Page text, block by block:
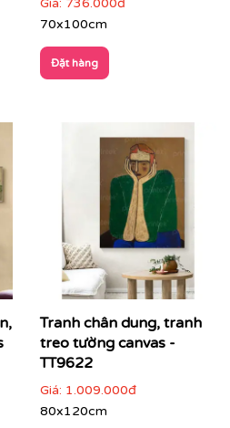
màu liên kết với nội thất(sofa,
bộ tranh để tạo ấn tượng
giản để tranh trở thành tâm
Giá: 736.000đ
70x100cm
Đặt hàng
Tranh chân dung, tranh
treo tường canvas -
TT9622
Giá: 1.009.000đ
80x120cm